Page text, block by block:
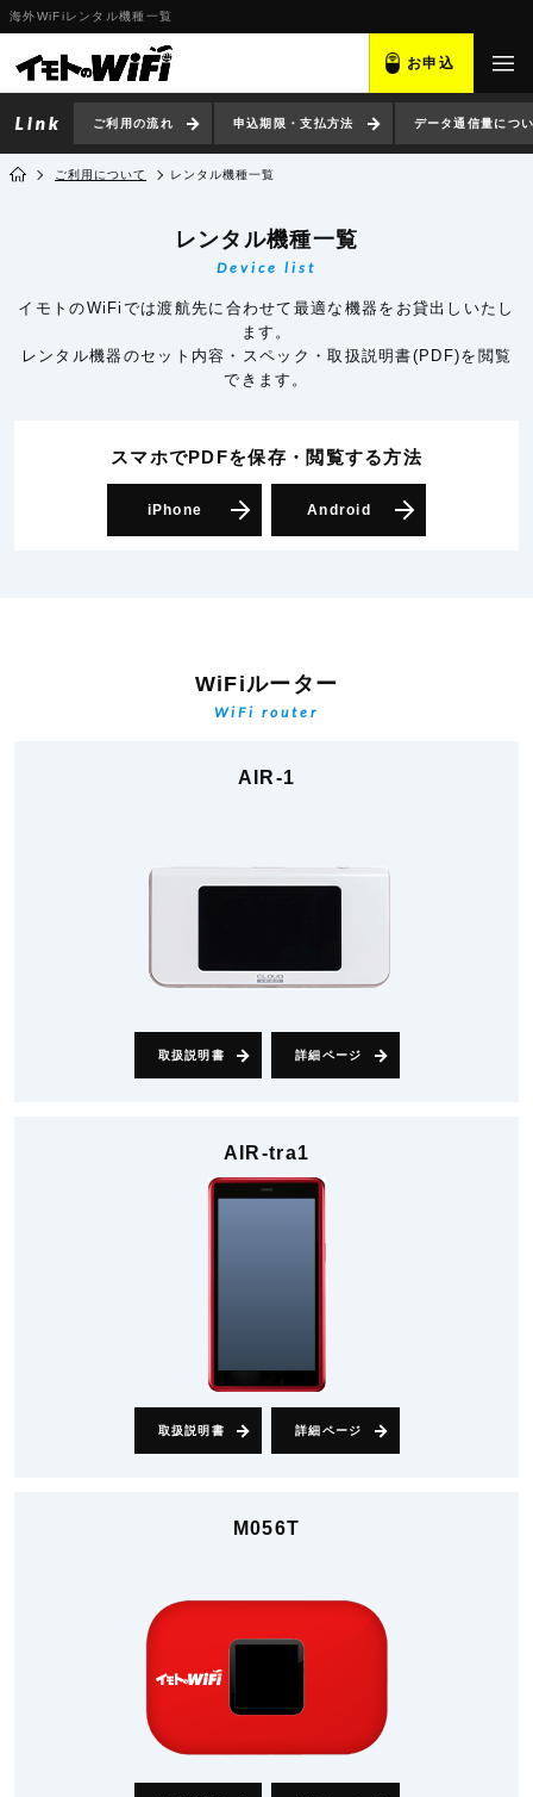
海外WiFiレンタル機種一覧
お申込
ご利用の流れ 申込期限・支払方法 データ通信量につ
ご利用について レンタル機種一覧
レンタル機種一覧
Device list
イモトのWiFiでは渡航先に合わせて最適な機器をお貸出しいたし
ます。
レンタル機器のセット内容・スペック・取扱説明書(PDF)を閲覧
できます。
スマホでPDFを保存・閲覧する方法
iPhone Android
WiFiルーター
WiFi router
AIR-1
取扱説明書 詳細ページ
AIR-tra1
取扱説明書 詳細ページ
M056T